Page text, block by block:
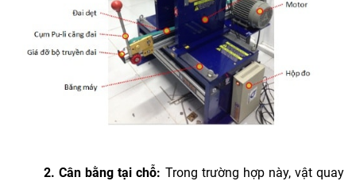
2. Cân bằng tại chỗ: Trong trường hợp này, vật quay